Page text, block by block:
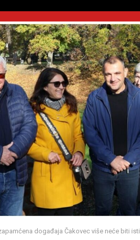
događaja Čakovec više neće biti isti